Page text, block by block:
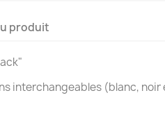
produit
interchangeables (blanc, noir